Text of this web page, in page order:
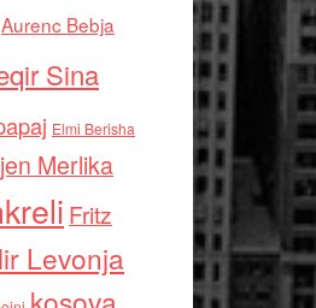
Aurenc Bebja
Sina
Elmi Berisha
Merlika
Fritz
Levonja